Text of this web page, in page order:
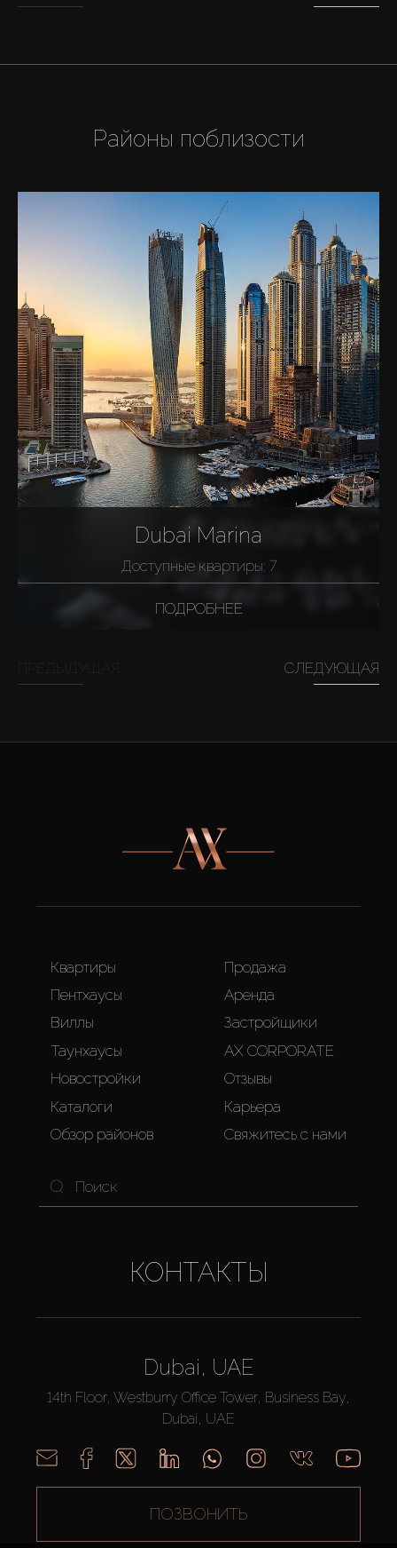
Районы поблизости
Dubai Marina
Доступные квартиры: 7
ПОДРОБНЕЕ
СЛЕДУЮЩАЯ
Квартиры
Пентхаусы
Виллы
Таунхаусы
Новостройки
Каталоги
Обзор районов
Продажа
Аренда
Застройщики
AX CORPORATE
Отзывы
Карьера
Свяжитесь с нами
КОНТАКТЫ
Dubai, UAE
14th Floor, Westburry Office Tower, Business Bay,
Dubai, UAE
ПОЗВОНИТЬ